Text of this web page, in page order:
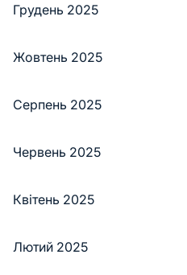
Грудень 2025
Жовтень 2025
Серпень 2025
Червень 2025
Квітень 2025
Лютий 2025